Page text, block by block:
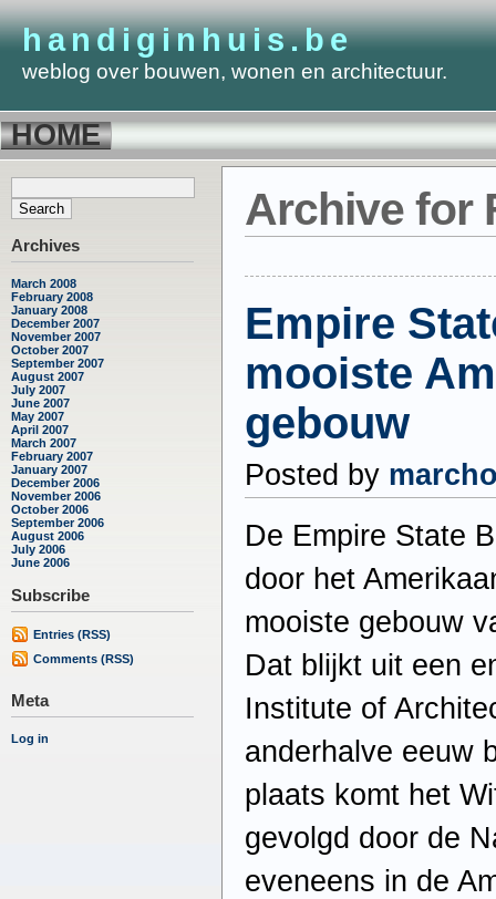
handiginhuis.be
weblog over bouwen, wonen en architectuur.
HOME
Archives
March 2008
February 2008
January 2008
December 2007
November 2007
October 2007
September 2007
August 2007
July 2007
June 2007
May 2007
April 2007
March 2007
February 2007
January 2007
December 2006
November 2006
October 2006
September 2006
August 2006
July 2006
June 2006
Subscribe
Entries (RSS)
Comments (RSS)
Meta
Log in
Archive for
Empire
mooiste
gebouw
Posted by
De Empire State
door het
mooiste gebouw
Dat blijkt uit een
Institute of
anderhalve eeuw
plaats komt het
gevolgd door de
eveneens in de